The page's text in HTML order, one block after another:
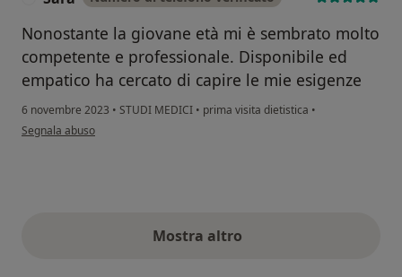
Nonostante la giovane età mi è sembrato molto
competente e professionale. Disponibile ed
empatico ha cercato di capire le mie esigenze
6 novembre 2023 • STUDI MEDICI • prima visita dietistica •
secondo l'opinione dell'utente Sara
Segnala abuso
Mostra altroopinioni di cui sopra